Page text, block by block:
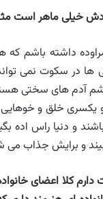
خیلی ماهر است
داشته باشم
ها در سکوت نمی
آدم های سختی
خلق و خوهایی
و دنیا راس اده
و برایش جذاب
دارم کلا اعضای